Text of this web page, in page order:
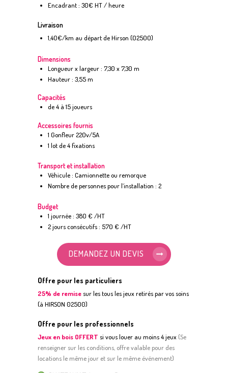
Encadrant : 30€ HT / heure
Livraison
1,40€/km au départ de Hirson (02500)
Dimensions
Longueur x largeur : 7,30 x 7,30 m
Hauteur : 3,55 m
Capacités
de 4 à 15 joueurs
Accessoires fournis
1 Gonfleur 220v/5A
1 lot de 4 fixations
Transport et installation
Véhicule : Camionnette ou remorque
Nombre de personnes pour l’installation : 2
Budget
1 journée : 380 € /HT
2 jours consécutifs : 570 € /HT
DEMANDEZ UN DEVIS
Offre pour les particuliers
25% de remise sur les tous les jeux retirés par vos soins
(à HIRSON 02500)
Offre pour les professionnels
Jeux en bois OFFERT si vous louer au moins 4 jeux (Se
renseigner sur les conditions, offre valable pour des
locations le même jour et sur le même événement)